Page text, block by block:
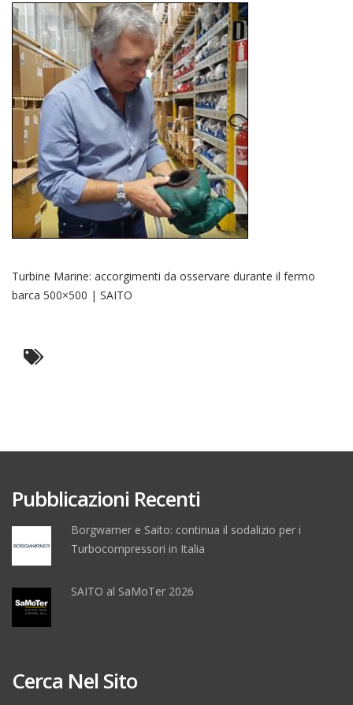
Turbine Marine: accorgimenti da osservare durante il fermo
barca 500×500 | SAITO
Pubblicazioni Recenti
Borgwarner e Saito: continua il sodalizio per i
Turbocompressori in Italia
SAITO al SaMoTer 2026
Cerca Nel Sito